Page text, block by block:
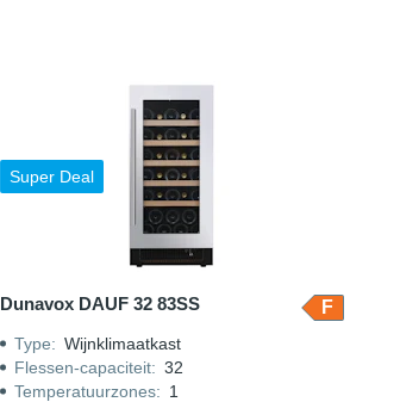
Super Deal
Dunavox DAUF 32 83SS F
Type: Wijnklimaatkast
Flessen-capaciteit: 32
Temperatuurzones: 1